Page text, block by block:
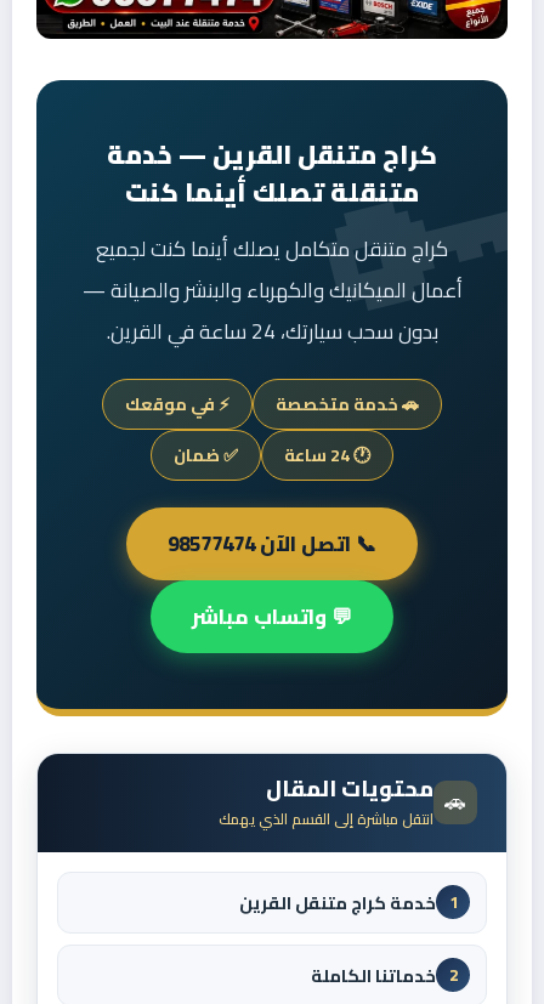
كراج متنقل القرين — خدمة
متنقلة تصلك أينما كنت
كراج متنقل متكامل يصلك أينما كنت لجميع
أعمال الميكانيك والكهرباء والبنشر والصيانة —
بدون سحب سيارتك، 24 ساعة في القرين.
🚗 خدمة متخصصة
⚡ في موقعك
🕐 24 ساعة
✅ ضمان
📞 اتصل الآن 98577474
💬 واتساب مباشر
🚗 محتويات المقال
انتقل مباشرة إلى القسم الذي يهمك
1 خدمة كراج متنقل القرين
2 خدماتنا الكاملة